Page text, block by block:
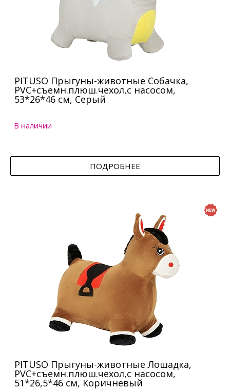
PITUSO Прыгуны-животные Собачка,
PVC+съемн.плюш.чехол,с насосом,
53*26*46 см, Серый
В наличии
ПОДРОБНЕЕ
PITUSO Прыгуны-животные Лошадка,
PVC+съемн.плюш.чехол,с насосом,
51*26,5*46 см, Коричневый